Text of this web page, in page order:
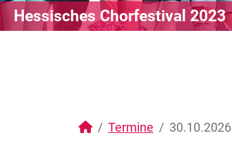
Hessisches Chorfestival 2023
Termine 30.10.2026